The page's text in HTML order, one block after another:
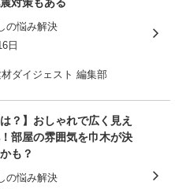
の悩み解決
日
材ダイジェスト 編集部
は？】おしゃれで広く見え
部屋の雰囲気を巾木が決
も？
の悩み解決